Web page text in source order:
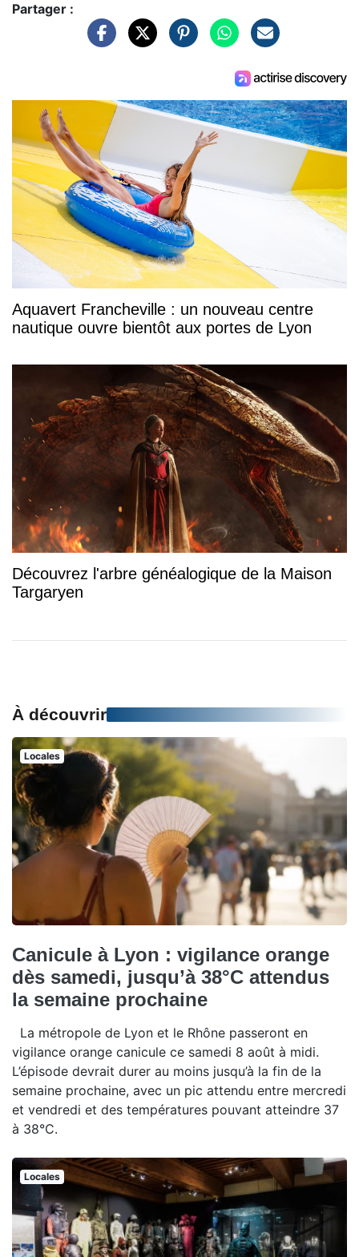
Partager :
Aquavert Francheville : un nouveau centre
nautique ouvre bientôt aux portes de Lyon
Découvrez l'arbre généalogique de la Maison
Targaryen
À découvrir
Locales
Canicule à Lyon : vigilance orange
dès samedi, jusqu’à 38°C attendus
la semaine prochaine
La métropole de Lyon et le Rhône passeront en
vigilance orange canicule ce samedi 8 août à midi.
L’épisode devrait durer au moins jusqu’à la fin de la
semaine prochaine, avec un pic attendu entre mercredi
et vendredi et des températures pouvant atteindre 37
à 38°C.
Locales